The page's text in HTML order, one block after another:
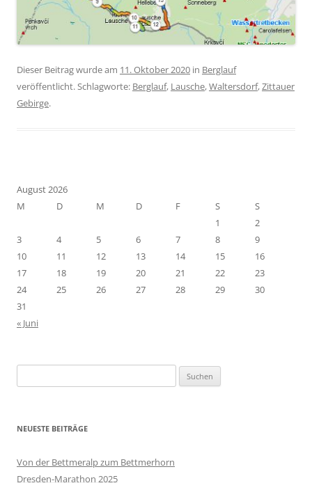
Dieser Beitrag wurde am 11. Oktober 2020 in Berglauf
veröffentlicht. Schlagworte: Berglauf, Lausche,Waltersdorf,Zittauer
Gebirge.
August 2026
M
D M D F S
S
1
2
3
4 5 6 7 8
9
10
11 12 13 14 15
16
17
18 19 20 21 22
23
24
25 26 27 28 29
30
31
« Juni
nach:
NEUESTE BEITRÄGE
Von der Bettmeralp zum Bettmerhorn
Dresden-Marathon 2025